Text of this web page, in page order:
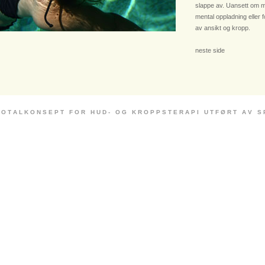
slappe av. Uansett om
mental oppladning eller
av ansikt og kropp.
neste side
O T A L K O N S E P T F O R H U D - O G K R O P P S T E R A P I U T F Ø R T A V S